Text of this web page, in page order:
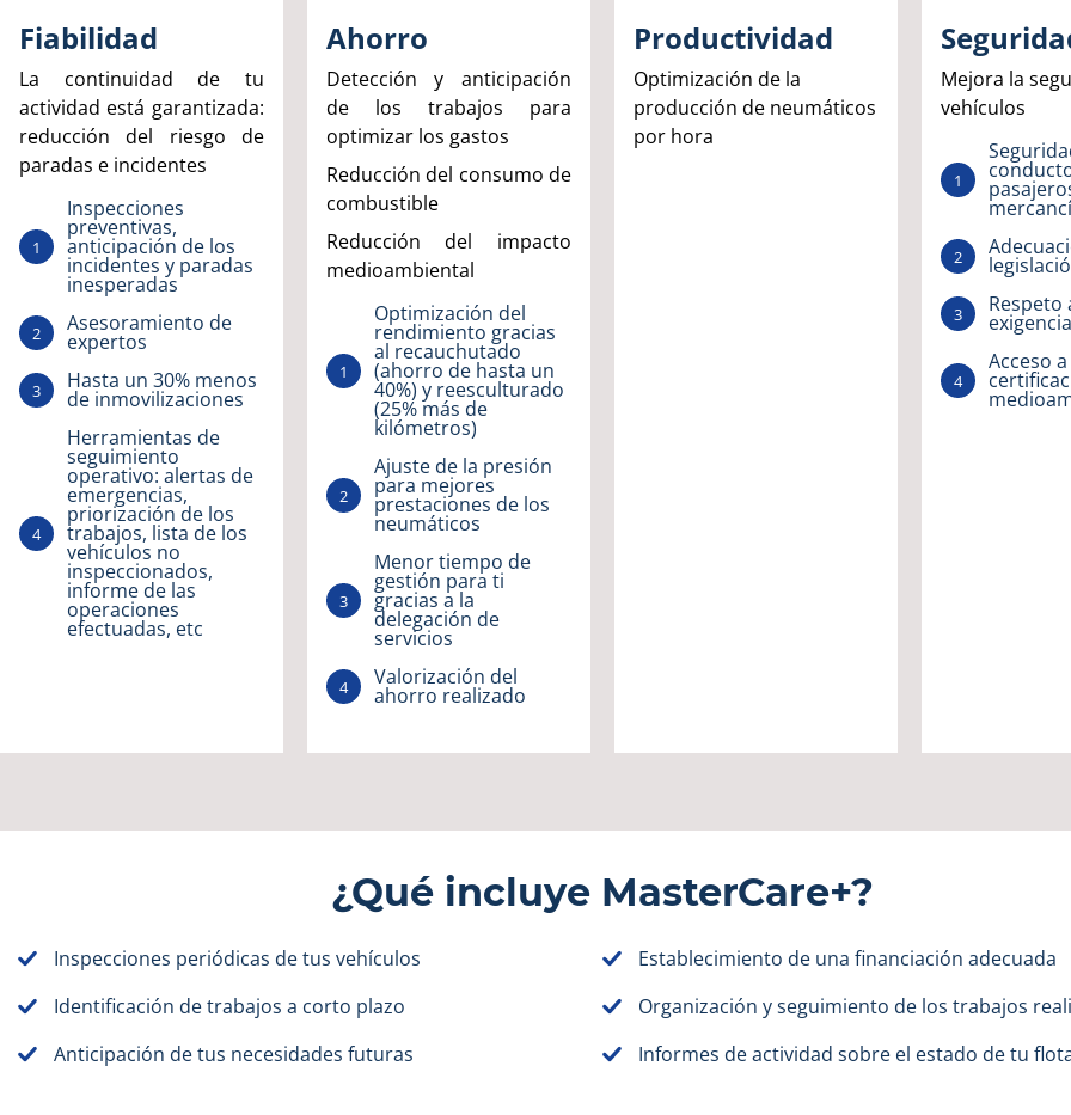
Fiabilidad
La continuidad de tu
actividad está garantizada:
reducción del riesgo de
paradas e incidentes
Inspecciones
preventivas,
anticipación de los
incidentes y paradas
inesperadas
Asesoramiento de
expertos
Hasta un 30% menos
de inmovilizaciones
Herramientas de
seguimiento
operativo: alertas de
emergencias,
priorización de los
trabajos, lista de los
vehículos no
inspeccionados,
informe de las
operaciones
efectuadas, etc
Ahorro
Detección y anticipación
de los trabajos para
optimizar los gastos
Reducción del consumo de
combustible
Reducción del impacto
medioambiental
Optimización del
rendimiento gracias
al recauchutado
(ahorro de hasta un
40%) y reesculturado
(25% más de
kilómetros)
Ajuste de la presión
para mejores
prestaciones de los
neumáticos
Menor tiempo de
gestión para ti
gracias a la
delegación de
servicios
Valorización del
ahorro realizado
Productividad
Optimización de la
producción de neumáticos
por hora
Mejora la
vehículos
Respeto
Acceso
¿Qué incluye MasterCare+?
Inspecciones periódicas de tus vehículos
Identificación de trabajos a corto plazo
Anticipación de tus necesidades futuras
Establecimiento de una financiación adecuada
Organización y seguimiento de los trabajos
Informes de actividad sobre el estado de tu